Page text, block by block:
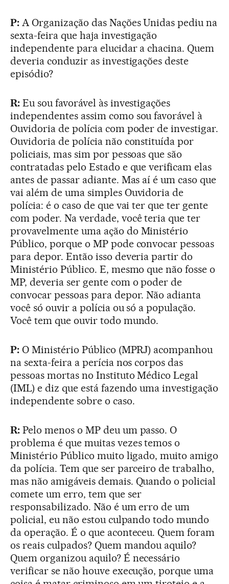
P: A Organização das Nações Unidas pediu na
sexta-feira que haja investigação
independente para elucidar a chacina. Quem
deveria conduzir as investigações deste
episódio?
R:Eu sou favorável às investigações
independentes assim como sou favorável à
Ouvidoria de polícia com poder de investigar.
Ouvidoria de polícia não constituída por
policiais, mas sim por pessoas que são
contratadas pelo Estado e que verificam elas
antes de passar adiante. Mas aí é um caso que
vai além de uma simples Ouvidoria de
polícia: é o caso de que vai ter que ter gente
com poder. Na verdade, você teria que ter
provavelmente uma ação do Ministério
Público, porque o MP pode convocar pessoas
para depor. Então isso deveria partir do
Ministério Público. E, mesmo que não fosse o
MP, deveria ser gente com o poder de
convocar pessoas para depor. Não adianta
você só ouvir a polícia ou só a população.
Você tem que ouvir todo mundo.
P: O Ministério Público (MPRJ) acompanhou
na sexta-feira a perícia nos corpos das
pessoas mortas no Instituto Médico Legal
(IML) e diz que está fazendo uma investigação
independente sobre o caso.
R:Pelo menos o MP deu um passo. O
problema é que muitas vezes temos o
Ministério Público muito ligado, muito amigo
da polícia. Tem que ser parceiro de trabalho,
mas não amigáveis demais. Quando o policial
comete um erro, tem que ser
responsabilizado. Não é um erro de um
policial, eu não estou culpando todo mundo
da operação. É o que aconteceu. Quem foram
os reais culpados? Quem mandou aquilo?
Quem organizou aquilo? É necessário
verificar se não houve execução, porque uma